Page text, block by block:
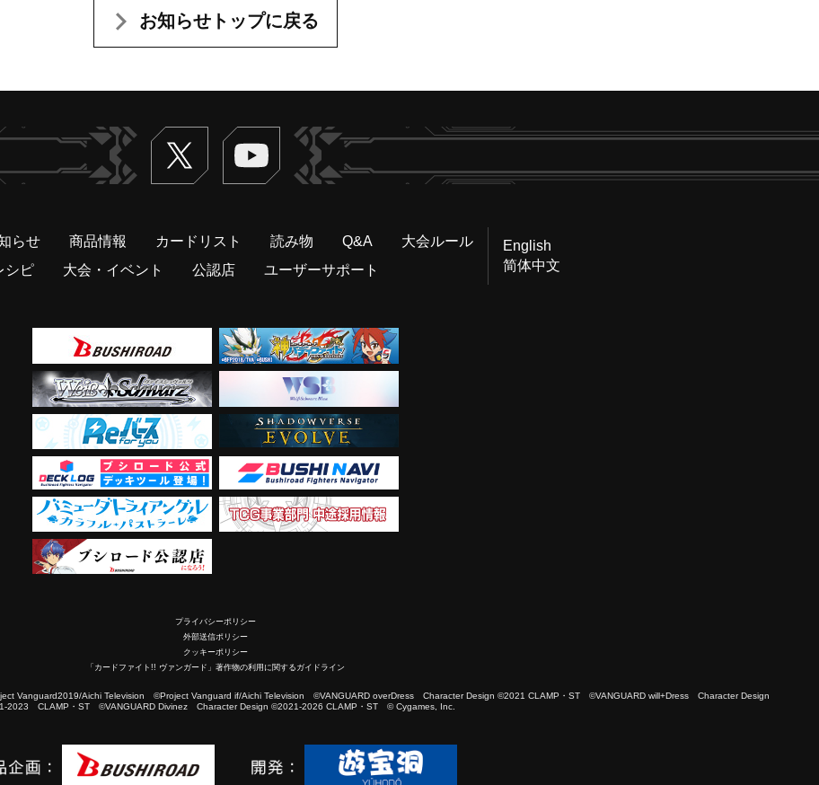
お知らせトップに戻る
Twitter ヴァンガードch
らせ 商品情報 カードリスト 読み物 Q&A
大会ルール
シピ
大会・イベント 公認店 ユーザーサポート
English
简体中文
プライバシーポリシー
外部送信ポリシー
クッキーポリシー
「カードファイト!! ヴァンガード」著作物の利用に関するガイドライン
Vanguard2019/Aichi Television ©Project Vanguard if/Aichi Television ©VANGUARD overDress Character Design ©2021 CLAMP・ST ©VANGUARD will+Dress Character Design
2023 CLAMP・ST ©VANGUARD Divinez Character Design ©2021-2026 CLAMP・ST © Cygames, Inc.